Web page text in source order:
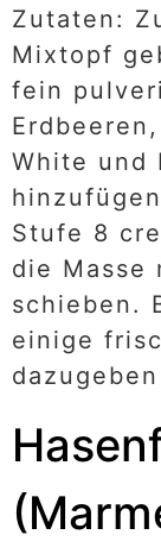
Zutaten:
Mixtopf
fein
White und
Stufe 8
die Masse
schieben.
einige